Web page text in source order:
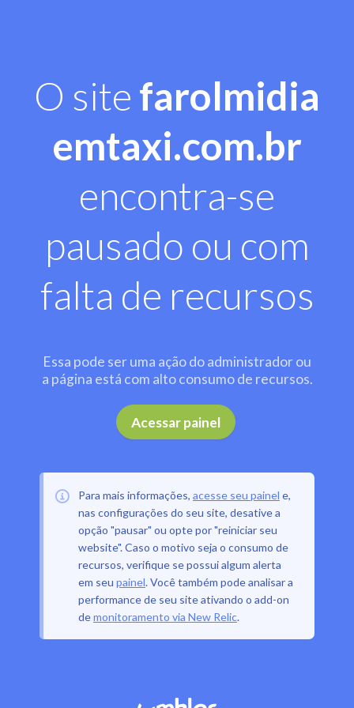
O site farolmidia
emtaxi.com.br
encontra-se
pausado ou com
falta de recursos
Essa pode ser uma ação do administrador ou
a página está com alto consumo de recursos.
Acessar painel .
Para mais informações, acesse seu painel e,
nas configurações do seu site, desative a
opção "pausar" ou opte por "reiniciar seu
website". Caso o motivo seja o consumo de
recursos, verifique se possui algum alerta
em seu painel. Você também pode analisar a
performance de seu site ativando o add-on
demonitoramento via New Relic.